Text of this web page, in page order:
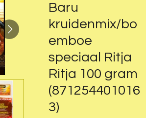
Baru
kruidenmix/bo
emboe
speciaal Ritja
Ritja 100 gram
(871254401016
3)